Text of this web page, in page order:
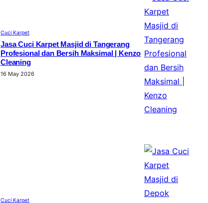
Cuci Karpet
Jasa Cuci Karpet Masjid di Tangerang
Profesional dan Bersih Maksimal | Kenzo
Cleaning
16 May 2026
Cuci Karpet